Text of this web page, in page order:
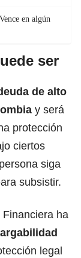
en algún
ser
de alto
y será
protección
ciertos
siga
subsistir.
ha
legal